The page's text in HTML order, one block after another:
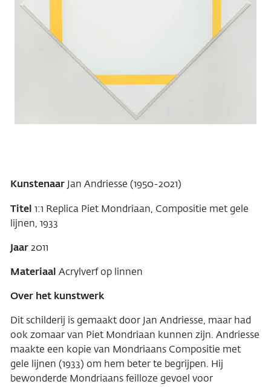
Kunstenaar Jan Andriesse (1950-2021)
Titel 1:1 Replica Piet Mondriaan, Compositie met gele
lijnen, 1933
Jaar 2011
Materiaal Acrylverf op linnen
Over het kunstwerk
Dit schilderij is gemaakt door Jan Andriesse, maar had
ook zomaar van Piet Mondriaan kunnen zijn. Andriesse
maakte een kopie van Mondriaans Compositie met
gele lijnen (1933) om hem beter te begrijpen. Hij
bewonderde Mondriaans feilloze gevoel voor